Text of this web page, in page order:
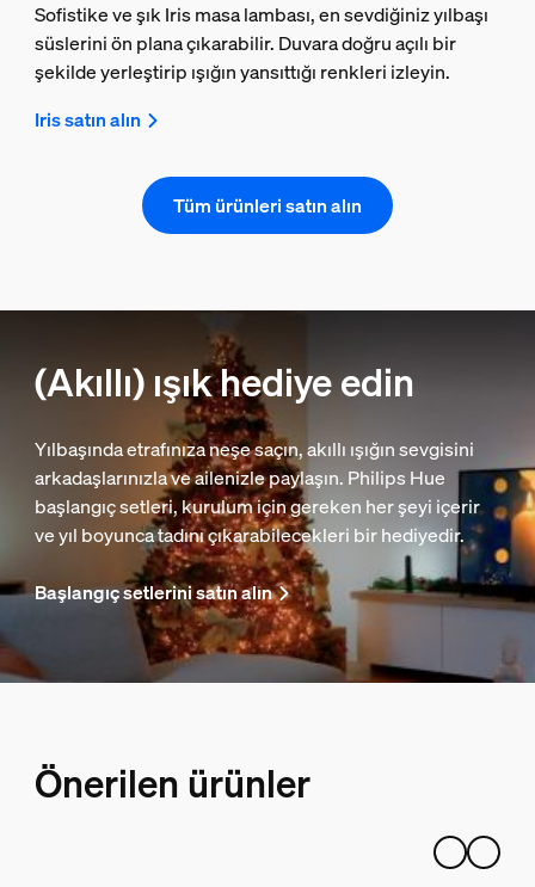
Sofistike ve şık Iris masa lambası, en sevdiğiniz yılbaşı
süslerini ön plana çıkarabilir. Duvara doğru açılı bir
şekilde yerleştirip ışığın yansıttığı renkleri izleyin.
Iris satın alın
Tüm ürünleri satın alın
(Akıllı) ışık hediye edin
Yılbaşında etrafınıza neşe saçın, akıllı ışığın sevgisini
arkadaşlarınızla ve ailenizle paylaşın. Philips Hue
başlangıç setleri, kurulum için gereken her şeyi içerir
ve yıl boyunca tadını çıkarabilecekleri bir hediyedir.
Başlangıç setlerini satın alın
Önerilen ürünler